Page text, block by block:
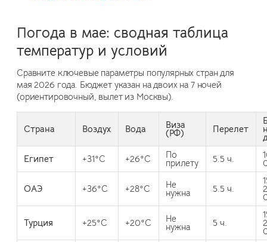
Погода в мае: сводная таблица
температур и условий
Сравните ключевые параметры популярных стран для
мая 2026 года. Бюджет указан на двоих на 7 ночей
(ориентировочный, вылет из Москвы).
Страна Воздух Вода Виза
(РФ) Перелет
Египет
+31°C +26°C По
прилету 5.5 ч.
ОАЭ +36°C +28°C Не
нужна 5.5 ч.
Турция +25°C +20°C Не
нужна 5 ч.